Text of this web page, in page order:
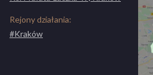
Rejony działania:
#Kraków